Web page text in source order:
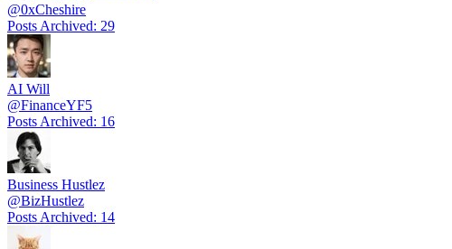
@0xCheshire
Posts Archived: 29
AI Will
@FinanceYF5
Posts Archived: 16
Business Hustlez
@BizHustlez
Posts Archived: 14